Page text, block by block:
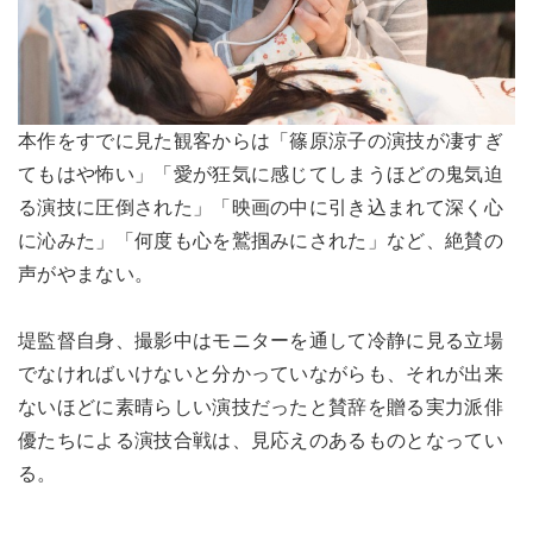
本作をすでに見た観客からは「篠原涼子の演技が凄すぎ
てもはや怖い」「愛が狂気に感じてしまうほどの鬼気迫
る演技に圧倒された」「映画の中に引き込まれて深く心
に沁みた」「何度も心を鷲掴みにされた」など、絶賛の
声がやまない。
堤監督自身、撮影中はモニターを通して冷静に見る立場
でなければいけないと分かっていながらも、それが出来
ないほどに素晴らしい演技だったと賛辞を贈る実力派俳
優たちによる演技合戦は、見応えのあるものとなってい
る。